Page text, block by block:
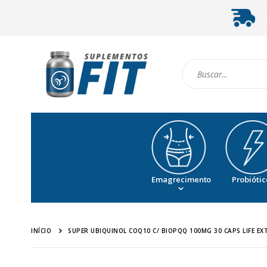
Emagrecimento
INÍCIO SUPER UBIQUINOL COQ10 C/ BIOPQQ 100MG 30 CAPS LIFE